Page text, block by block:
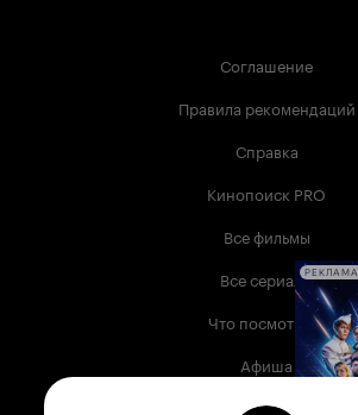
Соглашение
Правила рекомендаций
Справка
Кинопоиск PRO
Все фильмы
Все сериалы
Что посмотреть
Афиша
Музыка
РЕКЛАМА